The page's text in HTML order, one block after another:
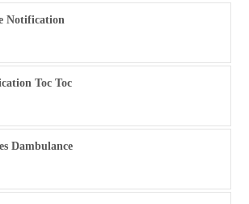
Notification
Toc Toc
Dambulance